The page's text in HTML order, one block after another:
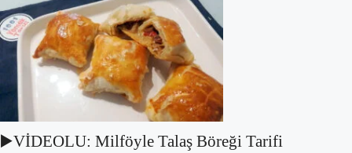
▶️VİDEOLU: Milföyle Talaş Böreği Tarifi